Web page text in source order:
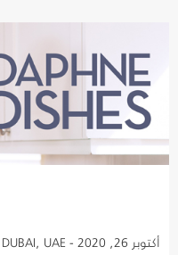
أكتوبر 26, 2020 - DUBAI, UAE